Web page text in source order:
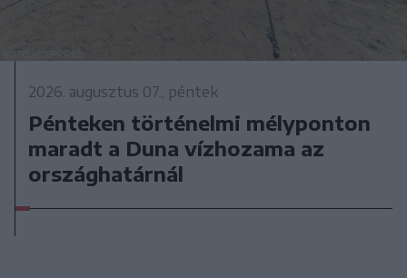
2026. augusztus 07., péntek
Pénteken történelmi mélyponton
maradt a Duna vízhozama az
országhatárnál